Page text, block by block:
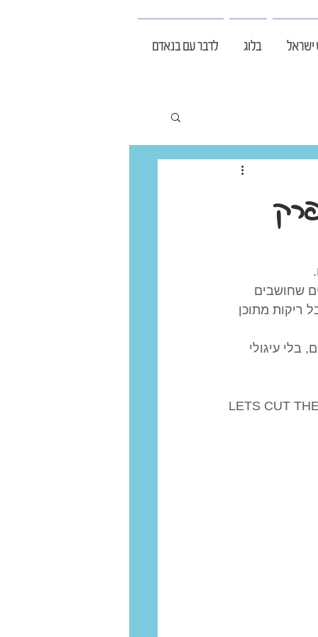
ישראל בלוג לדבר עם בנאדם
שחושבים
ריקות מתוכן
בלי עיגולי
LETS CUT